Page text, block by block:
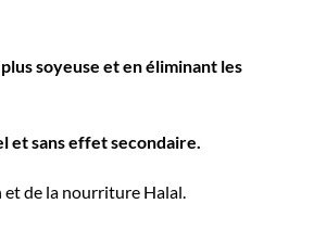
soyeuse et en éliminant les
et sans effet secondaire.
et de la nourriture Halal.